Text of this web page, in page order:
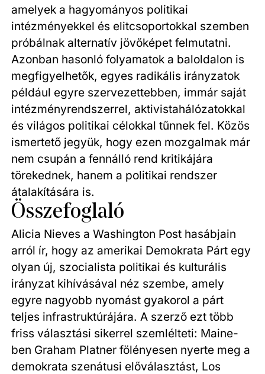
amelyek a hagyományos politikai
intézményekkel és elitcsoportokkal szemben
próbálnak alternatív jövőképet felmutatni.
Azonban hasonló folyamatok a baloldalon is
megfigyelhetők, egyes radikális irányzatok
például egyre szervezettebben, immár saját
intézményrendszerrel, aktivistahálózatokkal
és világos politikai célokkal tűnnek fel. Közös
ismertető jegyük, hogy ezen mozgalmak már
nem csupán a fennálló rend kritikájára
törekednek, hanem a politikai rendszer
átalakítására is.
Összefoglaló
Alicia Nieves a Washington Post hasábjain
arról ír, hogy az amerikai Demokrata Párt egy
olyan új, szocialista politikai és kulturális
irányzat kihívásával néz szembe, amely
egyre nagyobb nyomást gyakorol a párt
teljes infrastruktúrájára. A szerző ezt több
friss választási sikerrel szemlélteti: Maine-
ben Graham Platner fölényesen nyerte meg a
demokrata szenátusi előválasztást, Los